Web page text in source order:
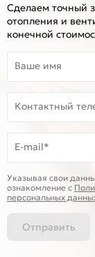
Сделаем точный
отопления и
конечной
Ваше имя
Контактный
E-mail*
Указывая свои
ознакомление c
персональных
Отправить